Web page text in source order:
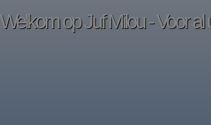
Welkom op Juf Milou - Voor